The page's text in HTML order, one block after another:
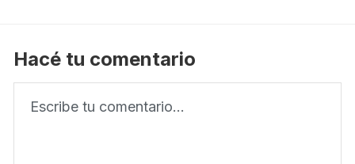
Hacé tu comentario